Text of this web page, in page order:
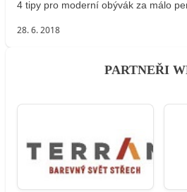
4 tipy pro moderní obývák za málo
28. 6. 2018
PARTNEŘI